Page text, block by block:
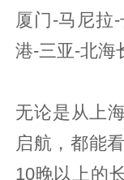
厦门-马尼拉
港-三亚-北海
无论是从上
启航，都能
10晚以上的